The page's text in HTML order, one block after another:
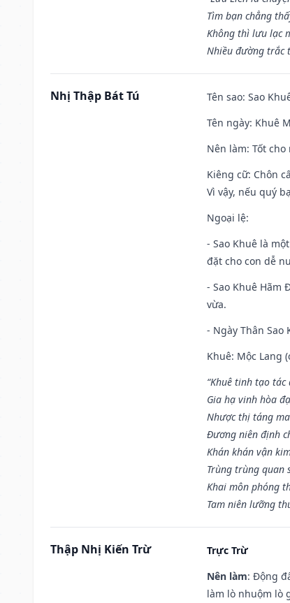
Tìm bạn chẳng
Không thì lưu lạc
Nhiều đường trắc
Nhị Thập Bát Tú Tên sao: Sao
Tên ngày: Khuê
Nên làm: Tốt
Kiêng cữ: Chôn
Vì vậy, nếu quý
Ngoại lệ:
- Sao Khuê là
đặt cho con dễ
- Sao Khuê Hãm
vừa.
- Ngày Thân
Khuê: Mộc Lang
“Khuê tinh tạo
Gia hạ vinh hòa
Nhược thị táng
Đương niên định
Khán khán vận
Trùng trùng quan
Khai môn phóng
Tam niên lưỡng
Thập Nhị Kiến Trừ
Trực Trừ
Nên làm: Động
làm lò nhuộm lò